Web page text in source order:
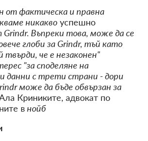
от фактическа и правна
никакво успешно
Въпреки това, може да се
глоби за Grindr, тъй като
твърди, че е незаконен"
"за споделяне на
данни с трети страни - дори
може да бъде обвързан за
Криниките, адвокат по
внойб